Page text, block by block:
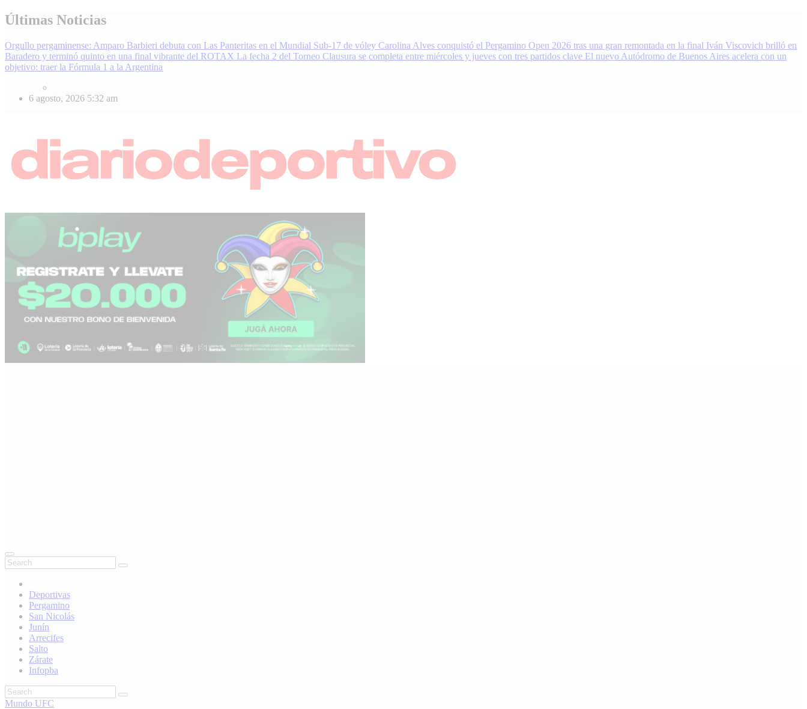
Skip
to
Últimas Noticias
Orgullo pergaminense: Amparo Barbieri debuta con Las Panteritas en el Mundial Sub-17 de vóley Carolina Alves conquistó el Pergamino Open 2026 tras una gran remontada en la final Iván Viscovich brilló en
Baradero y terminó quinto en una final vibrante del ROTAX La fecha 2 del Torneo Clausura se completa entre miércoles y jueves con tres partidos clave El nuevo Autódromo de Buenos Aires acelera con un
objetivo: traer la Fórmula 1 a la Argentina
6 agosto, 2026 5:32 am
Diario Deportivo | Noticias de Deporte en Pergamino, Región e Internacionales
Enterate de lo último en fútbol, básquet, automovilismo y más. DiarioDeportivo.com.ar cubre el deporte de Pergamino, la región y el mundo. Noticias, resultados y análisis 24/7. Grupo de Medios Infopba.com
Deportivas
Pergamino
San Nicolás
Junín
Arrecifes
Salto
Zárate
Infopba
Mundo UFC